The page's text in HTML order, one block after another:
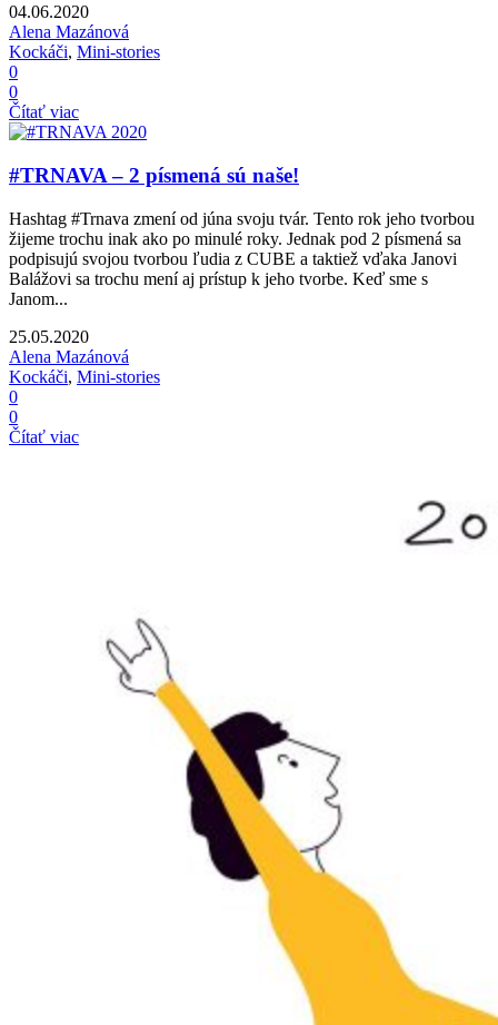
04.06.2020
Alena Mazánová
Kockáči, Mini-stories
0
0
Čítať viac
#TRNAVA – 2 písmená sú naše!
Hashtag #Trnava zmení od júna svoju tvár. Tento rok jeho tvorbou
žijeme trochu inak ako po minulé roky. Jednak pod 2 písmená sa
podpisujú svojou tvorbou ľudia z CUBE a taktiež vďaka Janovi
Balážovi sa trochu mení aj prístup k jeho tvorbe. Keď sme s
Janom...
25.05.2020
Alena Mazánová
Kockáči, Mini-stories
0
0
Čítať viac